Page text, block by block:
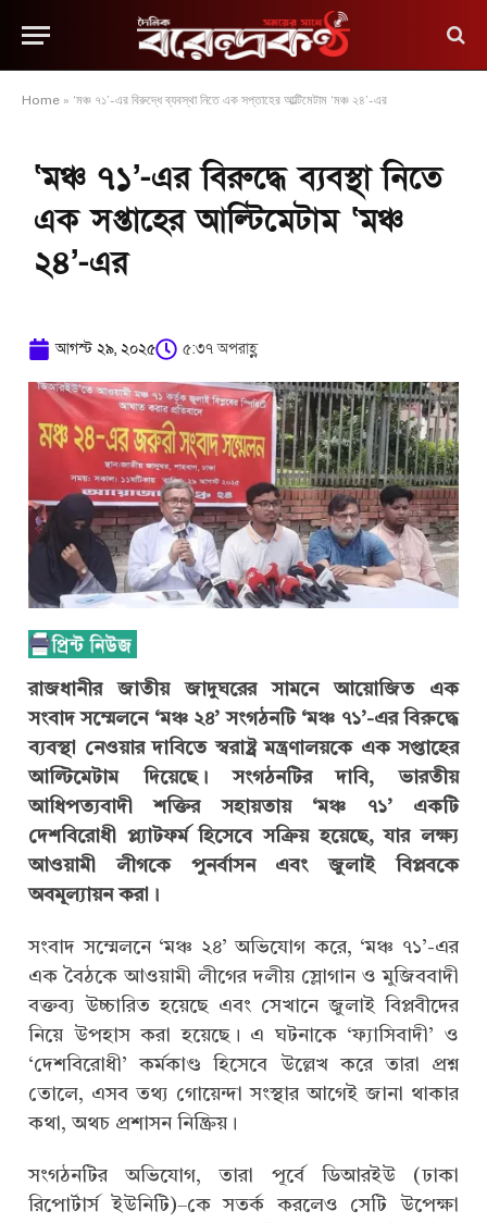
Home » ‘মঞ্চ ৭১’-এর বিরুদ্ধে ব্যবস্থা নিতে এক সপ্তাহের আল্টিমেটাম ‘মঞ্চ ২৪’-এর
‘মঞ্চ ৭১’-এর বিরুদ্ধে ব্যবস্থা নিতে
এক সপ্তাহের আল্টিমেটাম ‘মঞ্চ
২৪’-এর
আগস্ট ২৯, ২০২৫ ৫:৩৭ অপরাহ্ণ
রাজধানীর জাতীয় জাদুঘরের সামনে আয়োজিত এক
সংবাদ সম্মেলনে ‘মঞ্চ ২৪’ সংগঠনটি ‘মঞ্চ ৭১’-এর বিরুদ্ধে
ব্যবস্থা নেওয়ার দাবিতে স্বরাষ্ট্র মন্ত্রণালয়কে এক সপ্তাহের
আল্টিমেটাম দিয়েছে। সংগঠনটির দাবি, ভারতীয়
আধিপত্যবাদী শক্তির সহায়তায় ‘মঞ্চ ৭১’ একটি
দেশবিরোধী প্ল্যাটফর্ম হিসেবে সক্রিয় হয়েছে, যার লক্ষ্য
আওয়ামী লীগকে পুনর্বাসন এবং জুলাই বিপ্লবকে
অবমূল্যায়ন করা।
সংবাদ সম্মেলনে ‘মঞ্চ ২৪’ অভিযোগ করে, ‘মঞ্চ ৭১’-এর
এক বৈঠকে আওয়ামী লীগের দলীয় স্লোগান ও মুজিববাদী
বক্তব্য উচ্চারিত হয়েছে এবং সেখানে জুলাই বিপ্লবীদের
নিয়ে উপহাস করা হয়েছে। এ ঘটনাকে ‘ফ্যাসিবাদী’ ও
‘দেশবিরোধী’ কর্মকাণ্ড হিসেবে উল্লেখ করে তারা প্রশ্ন
তোলে, এসব তথ্য গোয়েন্দা সংস্থার আগেই জানা থাকার
কথা, অথচ প্রশাসন নিষ্ক্রিয়।
সংগঠনটির অভিযোগ, তারা পূর্বে ডিআরইউ (ঢাকা
রিপোর্টার্স ইউনিটি)–কে সতর্ক করলেও সেটি উপেক্ষা